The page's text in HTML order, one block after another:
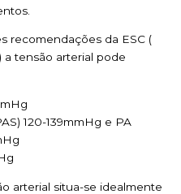
recomendações da ESC (
a tensão arterial pode
120-139mmHg e PA
arterial situa-se idealmente